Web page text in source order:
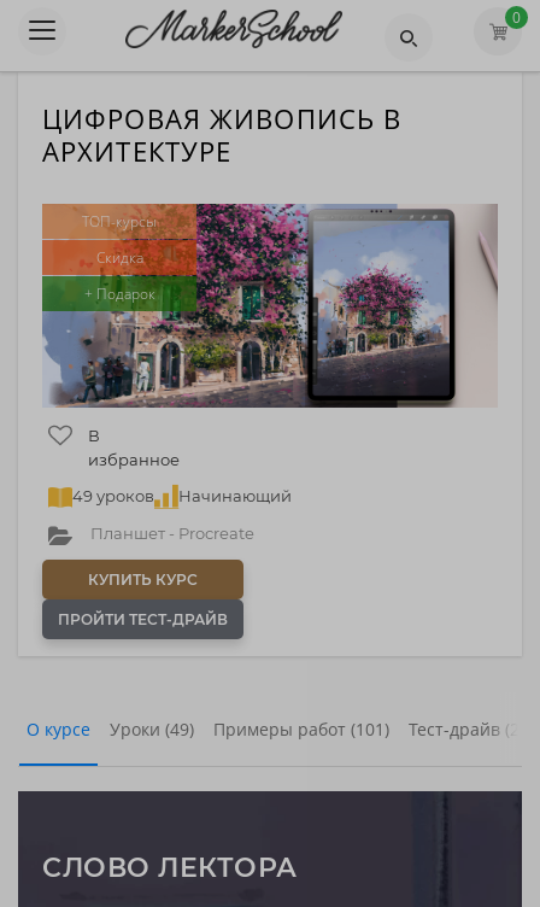
0
ЦИФРОВАЯ ЖИВОПИСЬ В
АРХИТЕКТУРЕ
ТОП-курсы
Скидка
+ Подарок
В
избранное
49 уроков
Начинающий
Планшет - Procreate
КУПИТЬ КУРС
ПРОЙТИ ТЕСТ-ДРАЙВ
О курсе Уроки (49) Примеры работ (101) Тест-драйв (2)
СЛОВО ЛЕКТОРА